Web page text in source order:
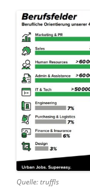
Quelle: truffls